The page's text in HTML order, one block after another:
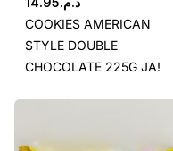
COOKIES AMERICAN
STYLE DOUBLE
CHOCOLATE 225G JA!